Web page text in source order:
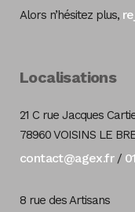
Alors n’hésitez plus,
Localisations
21 C rue Jacques
78960 VOISINS LE
contact@agex.fr/
8 rue des Artisans